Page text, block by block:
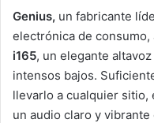
Genius, un fabricante
electrónica de
i165, un elegante
intensos bajos.
llevarlo a cualquier sitio,
un audio claro y